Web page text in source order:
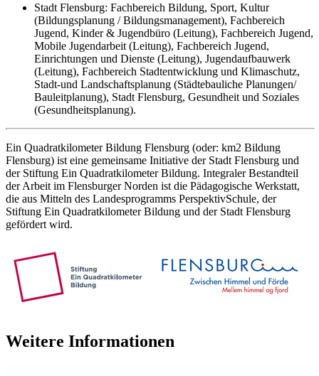
Stadt Flensburg: Fachbereich Bildung, Sport, Kultur
(Bildungsplanung / Bildungsmanagement), Fachbereich
Jugend, Kinder & Jugendbüro (Leitung), Fachbereich Jugend,
Mobile Jugendarbeit (Leitung), Fachbereich Jugend,
Einrichtungen und Dienste (Leitung), Jugendaufbauwerk
(Leitung), Fachbereich Stadtentwicklung und Klimaschutz,
Stadt-und Landschaftsplanung (Städtebauliche Planungen/
Bauleitplanung), Stadt Flensburg, Gesundheit und Soziales
(Gesundheitsplanung).
Ein Quadratkilometer Bildung Flensburg (oder: km2 Bildung
Flensburg) ist eine gemeinsame Initiative der Stadt Flensburg und
der Stiftung Ein Quadratkilometer Bildung. Integraler Bestandteil
der Arbeit im Flensburger Norden ist die Pädagogische Werkstatt,
die aus Mitteln des Landesprogramms PerspektivSchule, der
Stiftung Ein Quadratkilometer Bildung und der Stadt Flensburg
gefördert wird.
Weitere Informationen